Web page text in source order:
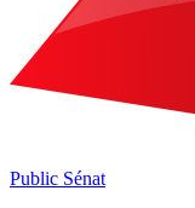
Public Sénat